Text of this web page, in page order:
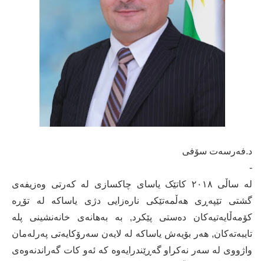
د.فەرسەت سۆفی
-
لە ساڵی ٢٠١٨ کاتێک یاسای چاکسازی لە کەرتی وەزیفەی
گشتی تێپەڕی هەڵمەتێکی نارەزایی دژی یاساکە لە تۆڕە
کۆمەڵایەتیەکان دەستی پێکرد, بە بەهانەی خانەنشینی پلە
تایبەتەکان, هەر بۆیەش یاساکە لە لایەن سەرۆکایەتی پەرلەمان
واژووی لە سەر نەکراو گەڕێندرایەوە کە ئەو کات گەراندنەوەی